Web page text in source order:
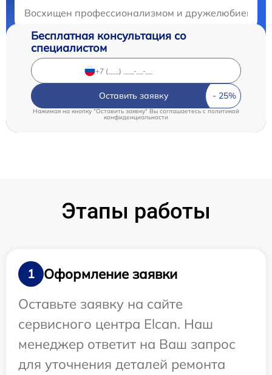
Восхищен профессионализмом и дружелюбием
Бесплатная консультация со
специалистом
Оставить заявку
Нажимая на кнопку "Оставить заявку" Вы соглашаетесь c политикой
конфиденциальности
Этапы работы
1
Оформление заявки
Оставьте заявку на сайте
сервисного центра Elcan. Наш
менеджер ответит на Ваш запрос
для уточнения деталей ремонта